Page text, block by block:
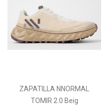
ZAPATILLA NNORMAL
TOMIR 2.0 Beig